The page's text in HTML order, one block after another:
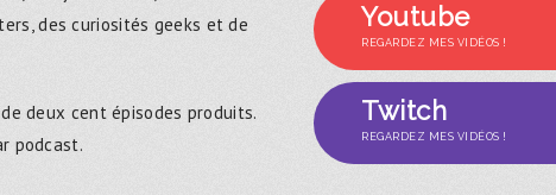
des curiosités geeks et de
deux cent épisodes produits.
podcast.
Youtube
REGARDEZ MES VIDÉOS !
Twitch
REGARDEZ MES VIDÉOS !